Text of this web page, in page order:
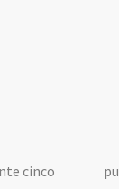
cinco